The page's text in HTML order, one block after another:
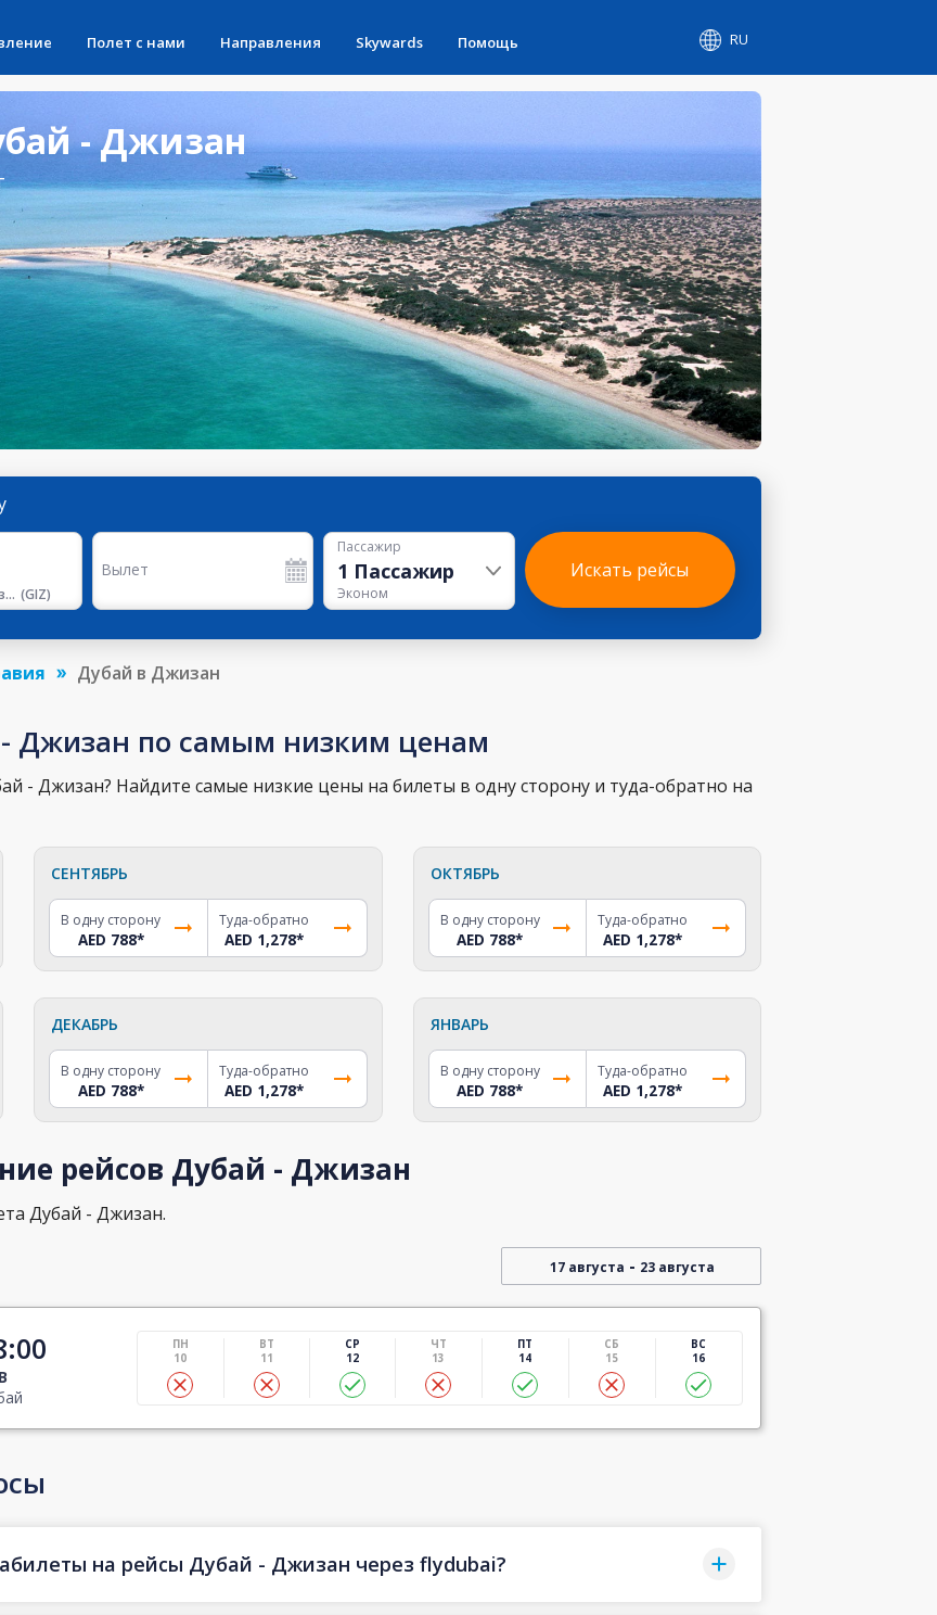
Полет с нами Направления Skywards Помощь RU
- Джизан
Аэропорт Джизана (GIZ)
Вылет
Пассажир
1 Пассажир
Эконом
Искать рейсы
Дубай в Джизан
Джизан по самым низким ценам
- Джизан? Найдите самые низкие цены на билеты в одну сторону и туда-обратно на
СЕНТЯБРЬ
В одну сторону
AED 788*
Туда-обратно
AED 1,278*
ОКТЯБРЬ
В одну сторону
AED 788*
Туда-обратно
AED 1,278*
ДЕКАБРЬ
В одну сторону
AED 788*
Туда-обратно
AED 1,278*
ЯНВАРЬ
В одну сторону
AED 788*
Туда-обратно
AED 1,278*
рейсов Дубай - Джизан
Дубай - Джизан.
17 августа - 23 августа
ПН
10
ВТ
11
СР
12
ЧТ
13
ПТ
14
СБ
15
ВС
16
на рейсы Дубай - Джизан через flydubai?